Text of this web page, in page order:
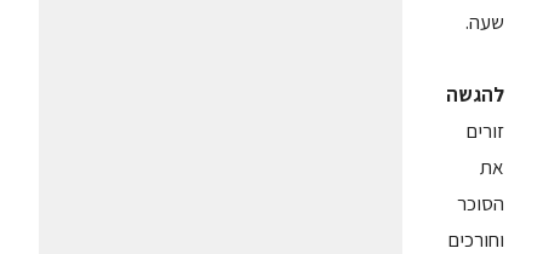
שעה.
להגשה
זורים
את
הסוכר
וחורכים